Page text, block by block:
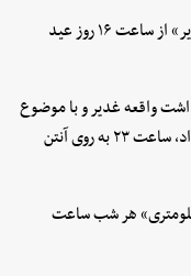
شبکه افق با ویژه برنامه «مهمانی ۱۰ کیلومتری غدیر» از ساعت ۱۶ روز عید
واقعه غدیر و با موضوع
آیین‌ها و مناسک دینی از امشب، چهارشنبه ۲۱ خرداد، ساعت ۲۳ به روی آنتن
زنده شبکه افق با عنوان «مهمونی ۱۰ کیلومتری» هر شب ساعت